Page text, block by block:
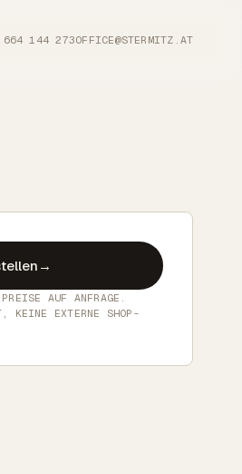
664 144 273OFFICE@STERMITZ.AT
→
AUF ANFRAGE.
KEINE EXTERNE SHOP-